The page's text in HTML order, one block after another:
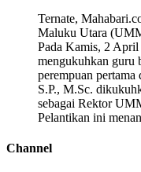
Ternate,
Maluku Utara
Pada Kamis, 2 April
mengukuhkan guru
perempuan
S.P., M.Sc.
sebagai Rektor
Pelantikan ini
Channel